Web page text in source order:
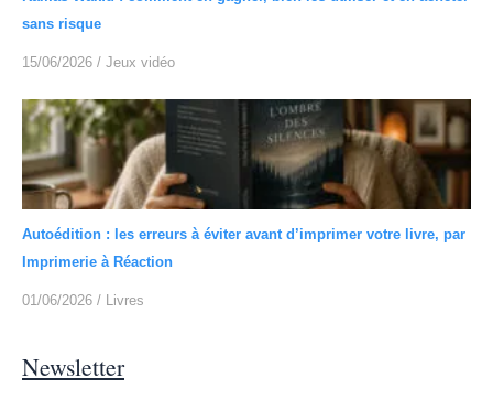
sans risque
15/06/2026 / Jeux vidéo
Autoédition : les erreurs à éviter avant d’imprimer votre livre, par
Imprimerie à Réaction
01/06/2026 / Livres
Newsletter